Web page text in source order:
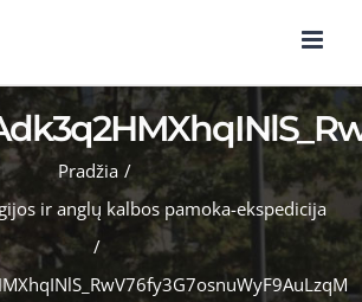
Pradžia /
ir anglų kalbos pamoka-ekspedicija
/